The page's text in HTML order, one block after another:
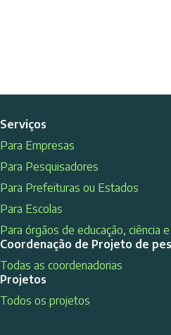
Serviços
Para Empresas
Para Pesquisadores
Para Prefeituras ou Estados
Para Escolas
Para órgãos de educação, ciência
Coordenação de Projeto de
Todas as coordenadorias
Projetos
Todos os projetos